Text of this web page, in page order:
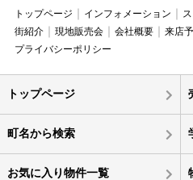
トップページ インフォメーション
街紹介
現地販売会 会社概要 来店
プライバシーポリシー
トップページ
町名から検索
お気に入り物件一覧